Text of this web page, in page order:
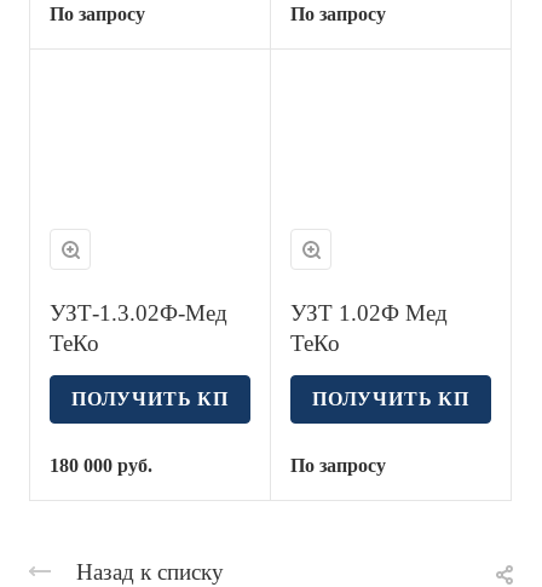
По запросу По запросу
УЗТ-1.3.02Ф-Мед
ТеКо
ПОЛУЧИТЬ КП
180 000 руб.
УЗТ 1.02Ф Мед
ТеКо
ПОЛУЧИТЬ КП
По запросу
Назад к списку